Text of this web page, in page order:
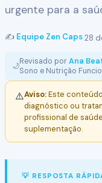
urgente para a
✍️ Equipe Zen Caps·28
🌙Revisado porAna
Sono e Nutrição
⚠️Aviso:Este
diagnóstico ou
profissional de
suplementação.
💡 RESPOSTA